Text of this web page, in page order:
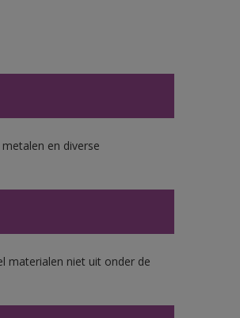
en diverse
materialen niet uit onder de